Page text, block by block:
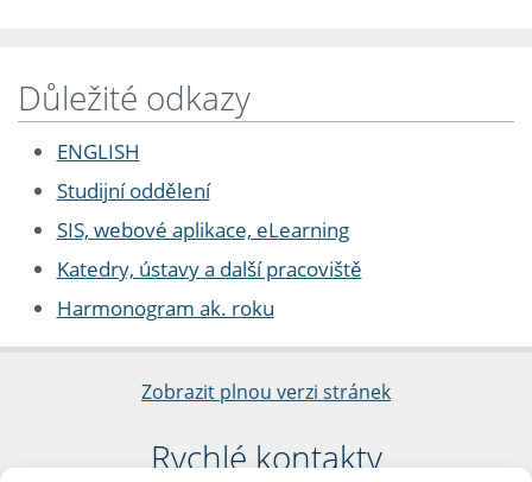
Důležité odkazy
ENGLISH
Studijní oddělení
SIS, webové aplikace, eLearning
Katedry, ústavy a další pracoviště
Harmonogram ak. roku
Zobrazit plnou verzi stránek
Rychlé kontakty